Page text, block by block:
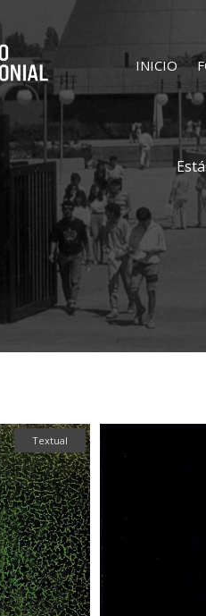
INICIO
Textual